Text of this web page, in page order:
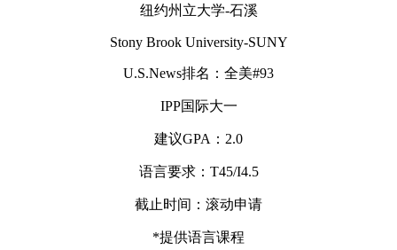
纽约州立大学-石溪
Stony Brook University-SUNY
U.S.News排名：全美#93
IPP国际大一
建议GPA：2.0
语言要求：T45/I4.5
截止时间：滚动申请
*提供语言课程